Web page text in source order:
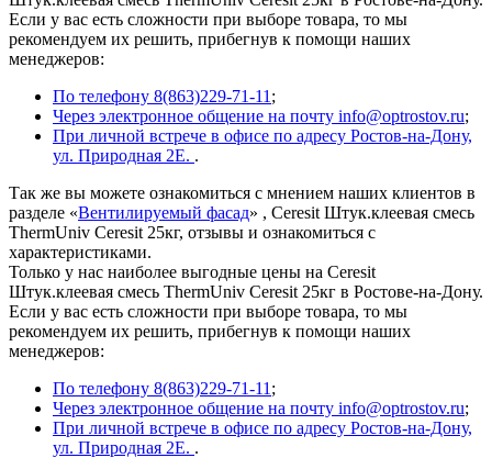
Если у вас есть сложности при выборе товара, то мы
рекомендуем их решить, прибегнув к помощи наших
менеджеров:
По телефону 8(863)229-71-11 ;
Через электронное общение на почту info@optrostov.ru;
При личной встрече в офисе по адресу Ростов-на-Дону,
ул. Природная 2Е. .
Так же вы можете ознакомиться с мнением наших клиентов в
разделе «Вентилируемый фасад» , Ceresit Штук.клеевая смесь
ThermUniv Ceresit 25кг, отзывы и ознакомиться с
характеристиками.
Только у нас наиболее выгодные цены на Ceresit
Штук.клеевая смесь ThermUniv Ceresit 25кг в Ростове-на-Дону.
Если у вас есть сложности при выборе товара, то мы
рекомендуем их решить, прибегнув к помощи наших
менеджеров:
По телефону 8(863)229-71-11 ;
Через электронное общение на почту info@optrostov.ru;
При личной встрече в офисе по адресу Ростов-на-Дону,
ул. Природная 2Е. .